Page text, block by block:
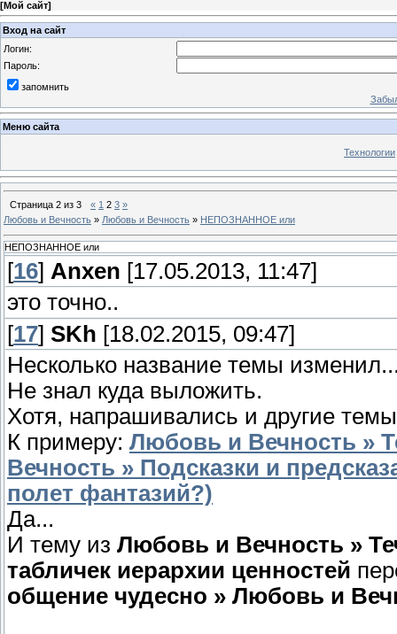
[Мой сайт]
Вход на сайт
Логин:
Пароль:
запомнить
Меню сайта
Технологии
Страница 2 из 3 « 1 2 3 »
Любовь и Вечность » Любовь и Вечность » НЕПОЗНАННОЕ или
НЕПОЗНАННОЕ или
[16] Anxen [17.05.2013, 11:47]
это точно..
[17] SKh [18.02.2015, 09:47]
Несколько название темы
Не знал куда выложить.
Хотя, напрашивались и другие
К примеру: Любовь и Вечность »
Вечность » Подсказки и
полет фантазий?)
Да...
И тему из Любовь и Вечность »
табличек иерархии ценностей
общение чудесно » Любовь и